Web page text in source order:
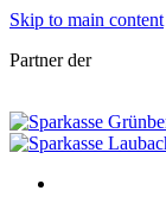
Skip to main content
Partner der